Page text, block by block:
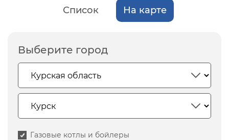
Список На карте
Выберите город
Газовые котлы и бойлеры